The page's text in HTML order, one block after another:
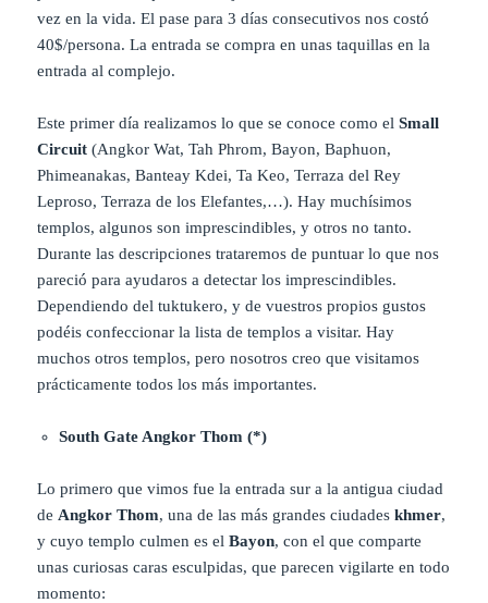
vez en la vida. El pase para 3 días consecutivos nos costó
40$/persona. La entrada se compra en unas taquillas en la
entrada al complejo.
Este primer día realizamos lo que se conoce como elSmall
Circuit(Angkor Wat, Tah Phrom, Bayon, Baphuon,
Phimeanakas, Banteay Kdei, Ta Keo, Terraza del Rey
Leproso, Terraza de los Elefantes,…). Hay muchísimos
templos, algunos son imprescindibles, y otros no tanto.
Durante las descripciones trataremos de puntuar lo que nos
pareció para ayudaros a detectar los imprescindibles.
Dependiendo del tuktukero, y de vuestros propios gustos
podéis confeccionar la lista de templos a visitar. Hay
muchos otros templos, pero nosotros creo que visitamos
prácticamente todos los más importantes.
South Gate Angkor Thom (*)
Lo primero que vimos fue la entrada sur a la antigua ciudad
de Angkor Thom, una de las más grandes ciudadeskhmer,
y cuyo templo culmen es elBayon, con el que comparte
unas curiosas caras esculpidas, que parecen vigilarte en todo
momento: